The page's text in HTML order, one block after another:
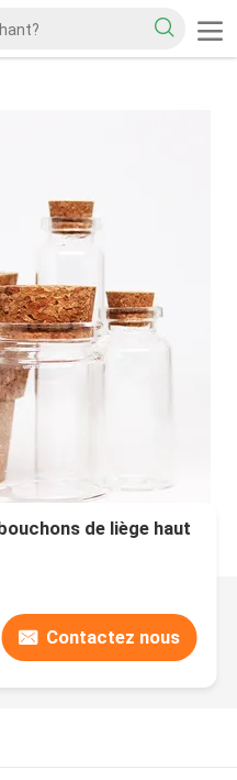
de liège haut
Contactez nous